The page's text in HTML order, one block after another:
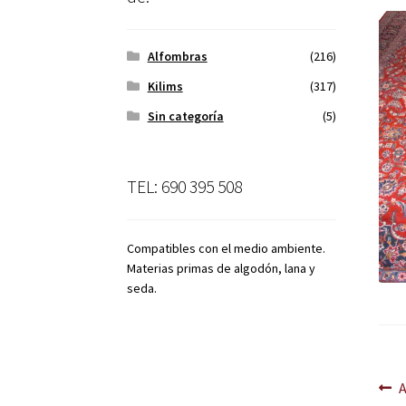
Alfombras
(216)
Kilims
(317)
Sin categoría
(5)
TEL: 690 395 508
Compatibles con el medio ambiente.
Materias primas de algodón, lana y
seda.